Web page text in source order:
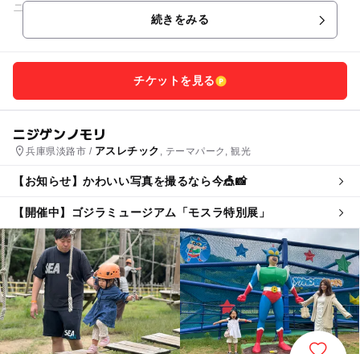
ニア」は、子どもも大人も一緒になって楽しめる“冒険王国”。
山の中、空の上、水辺など...続きをみる
チケットを見る
ニジゲンノモリ
兵庫県淡路市 / アスレチック , テーマパーク, 観光
【お知らせ】かわいい写真を撮るなら今🎪📸
【開催中】ゴジラミュージアム「モスラ特別展」